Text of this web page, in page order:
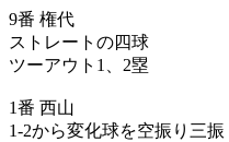
9番 権代
ストレートの四球
ツーアウト1、2塁
1番 西山
1-2から変化球を空振り三振